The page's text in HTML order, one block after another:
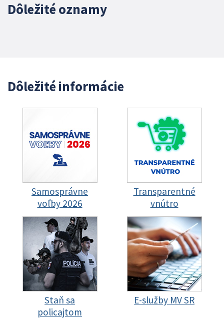
Dôležité oznamy
Dôležité informácie
Samosprávne
voľby 2026
Transparentné
vnútro
Staň sa
policajtom
E-služby MV SR